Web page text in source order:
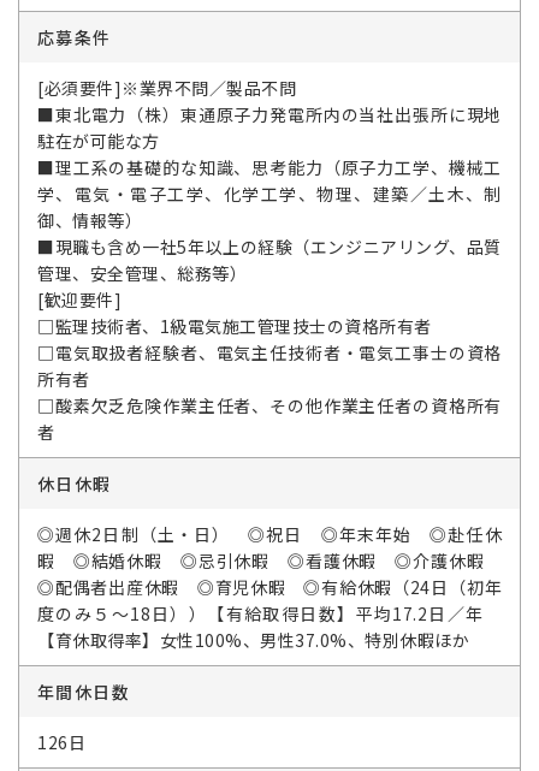
応募条件
[必須要件]※業界不問／製品不問
■東北電力（株）東通原子力発電所内の当社出張所に現地
駐在が可能な方
■理工系の基礎的な知識、思考能力（原子力工学、機械工
学、電気・電子工学、化学工学、物理、建築／土木、制
御、情報等）
■現職も含め一社5年以上の経験（エンジニアリング、品質
管理、安全管理、総務等）
[歓迎要件]
□監理技術者、1級電気施工管理技士の資格所有者
□電気取扱者経験者、電気主任技術者・電気工事士の資格
所有者
□酸素欠乏危険作業主任者、その他作業主任者の資格所有
者
休日休暇
◎週休2日制（土・日） ◎祝日 ◎年末年始 ◎赴任休
暇 ◎結婚休暇 ◎忌引休暇 ◎看護休暇 ◎介護休暇
◎配偶者出産休暇 ◎育児休暇 ◎有給休暇（24日（初年
度のみ５～18日））【有給取得日数】平均17.2日／年
【育休取得率】女性100%、男性37.0%、特別休暇ほか
年間休日数
126日